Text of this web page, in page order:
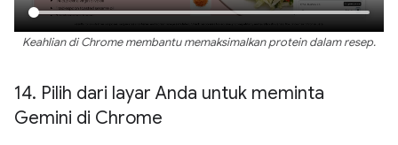
Keahlian di Chrome membantu memaksimalkan protein dalam resep.
14. Pilih dari layar Anda untuk meminta
Gemini di Chrome